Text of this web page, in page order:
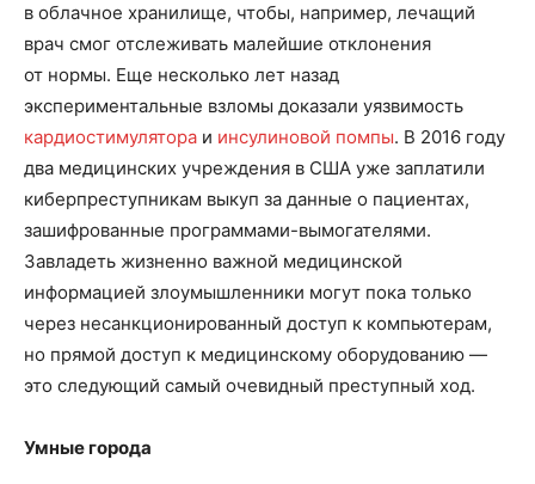
в облачное хранилище, чтобы, например, лечащий
врач смог отслеживать малейшие отклонения
от нормы. Еще несколько лет назад
экспериментальные взломы доказали уязвимость
кардиостимулятора и инсулиновой помпы. В 2016 году
два медицинских учреждения в США уже заплатили
киберпреступникам выкуп за данные о пациентах,
зашифрованные программами-вымогателями.
Завладеть жизненно важной медицинской
информацией злоумышленники могут пока только
через несанкционированный доступ к компьютерам,
но прямой доступ к медицинскому оборудованию —
это следующий самый очевидный преступный ход.
Умные города